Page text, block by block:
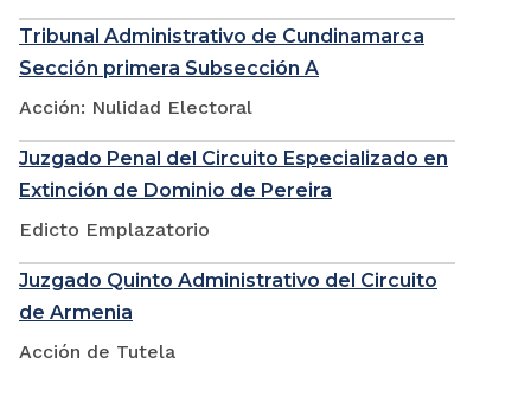
Tribunal Administrativo de Cundinamarca
Sección primera Subsección A
Acción: Nulidad Electoral
Juzgado Penal del Circuito Especializado en
Extinción de Dominio de Pereira
Edicto Emplazatorio
Juzgado Quinto Administrativo del Circuito
de Armenia
Acción de Tutela